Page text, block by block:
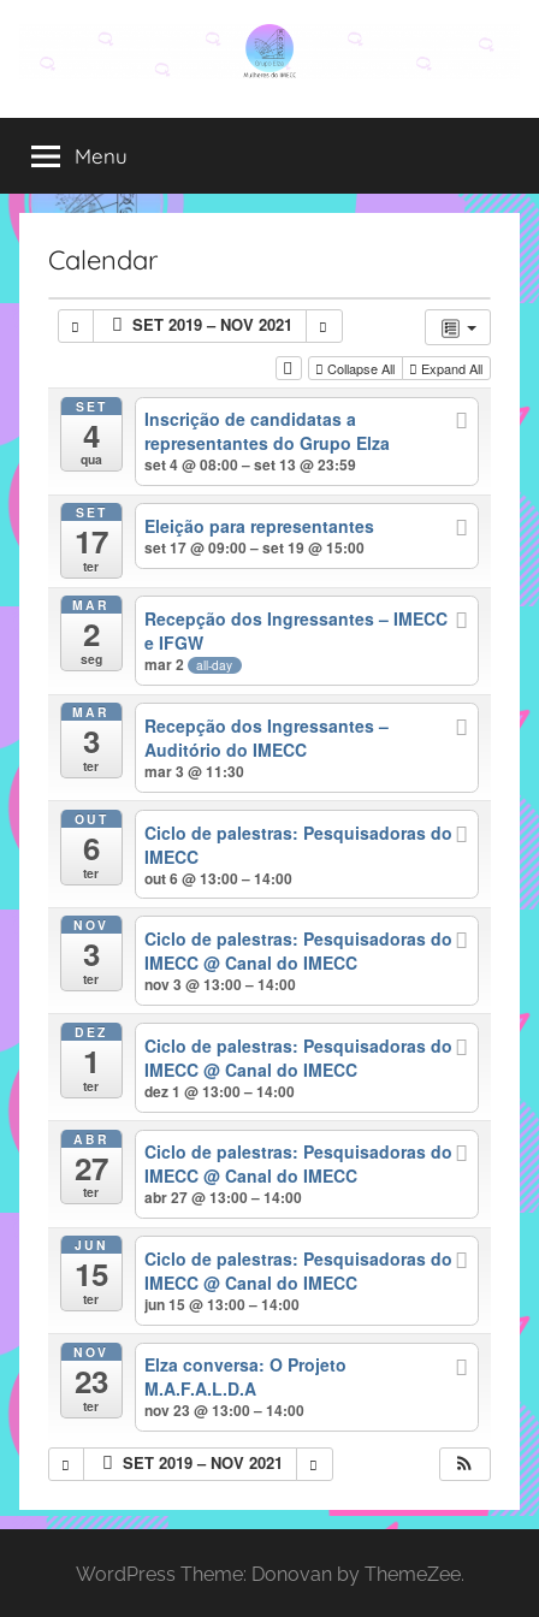
conteúdo
Grupo
Elza
Elza
é
formado
alunas,
funcionárias
IMECC
como
atribuição
implementar
mecanismos
proporcionem
fortalecimento
sociais
profissionais
alunos,
professores
pacificadoras
problemas
verificados
instituto,
para
prevenção
Menu
Calendar
SET 2019 – NOV 2021
Collapse All Expand All
SET
4
qua
Inscrição de candidatas a
representantes do Grupo Elza
set 4 @ 08:00 – set 13 @ 23:59
SET
17
ter
Eleição para representantes
set 17 @ 09:00 – set 19 @ 15:00
MAR
2
seg
Recepção dos Ingressantes – IMECC
e IFGW
mar 2 all-day
MAR
3
ter
Recepção dos Ingressantes –
Auditório do IMECC
mar 3 @ 11:30
OUT
6
ter
Ciclo de palestras: Pesquisadoras do
IMECC
out 6 @ 13:00 – 14:00
NOV
3
ter
Ciclo de palestras: Pesquisadoras do
IMECC@ Canal do IMECC
nov 3 @ 13:00 – 14:00
DEZ
1
ter
Ciclo de palestras: Pesquisadoras do
IMECC@ Canal do IMECC
dez 1 @ 13:00 – 14:00
ABR
27
ter
Ciclo de palestras: Pesquisadoras do
IMECC@ Canal do IMECC
abr 27 @ 13:00 – 14:00
JUN
15
ter
Ciclo de palestras: Pesquisadoras do
IMECC@ Canal do IMECC
jun 15 @ 13:00 – 14:00
NOV
23
ter
Elza conversa: O Projeto
M.A.F.A.L.D.A
nov 23 @ 13:00 – 14:00
SET 2019 – NOV 2021
WordPress Theme: Donovan by ThemeZee.